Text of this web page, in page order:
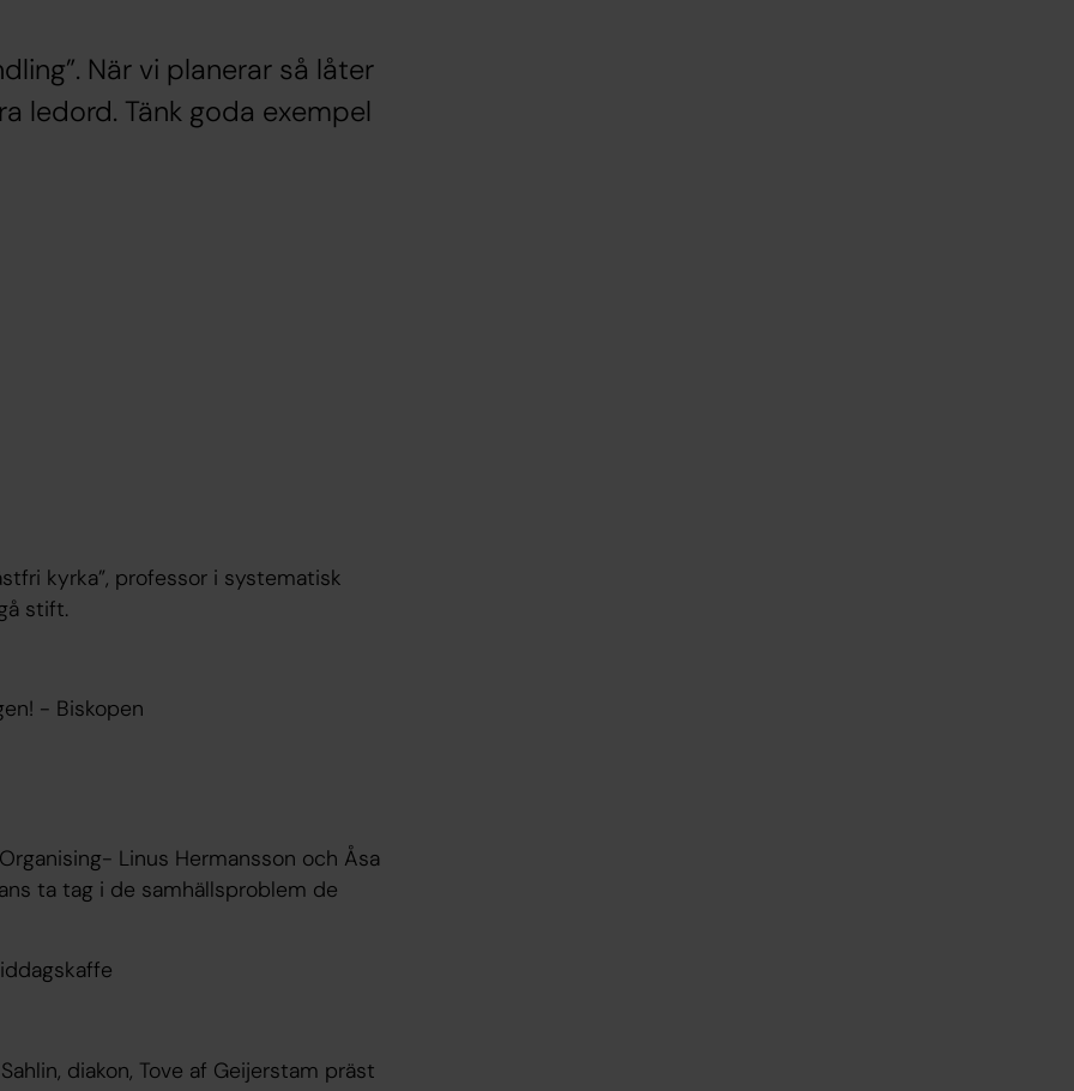
När vi planerar så låter
ledord. Tänk goda exempel
kyrka”, professor i systematisk
stift.
- Biskopen
Linus Hermansson och Åsa
ta tag i de samhällsproblem de
diakon, Tove af Geijerstam präst